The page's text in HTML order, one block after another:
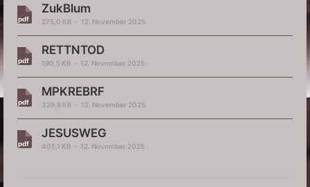
ZukBlum
275,0 KB 12. November 2025
RETTNTOD
190,5 KB 12. November 2025
MPKREBRF
329,8 KB 12. November 2025
JESUSWEG
405,1 KB 12. November 2025